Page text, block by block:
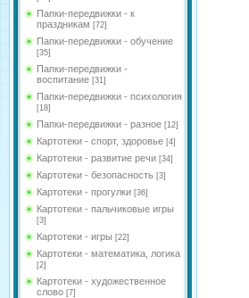
Папки-передвижки - к
праздникам [72]
Папки-передвижки - обучение
[35]
Папки-передвижки -
воспитание [31]
Папки-передвижки - психология
[18]
Папки-передвижки - разное [12]
Картотеки - спорт, здоровье [4]
Картотеки - развитие речи [34]
Картотеки - безопасность [3]
Картотеки - прогулки [36]
Картотеки - пальчиковые игры
[3]
Картотеки - игры [22]
Картотеки - математика, логика
[2]
Картотеки - художественное
слово [7]